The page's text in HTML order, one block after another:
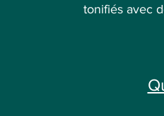
tonifiés avec